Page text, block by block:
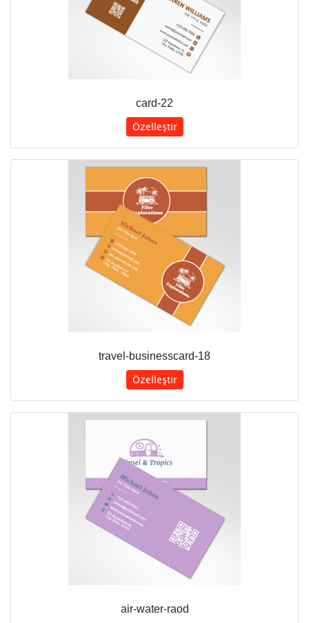
card-22
Özelleştir
travel-businesscard-18
Özelleştir
air-water-raod